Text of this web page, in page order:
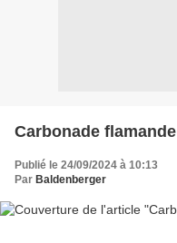
Carbonade flamande
Publié le 24/09/2024 à 10:13
Par Baldenberger